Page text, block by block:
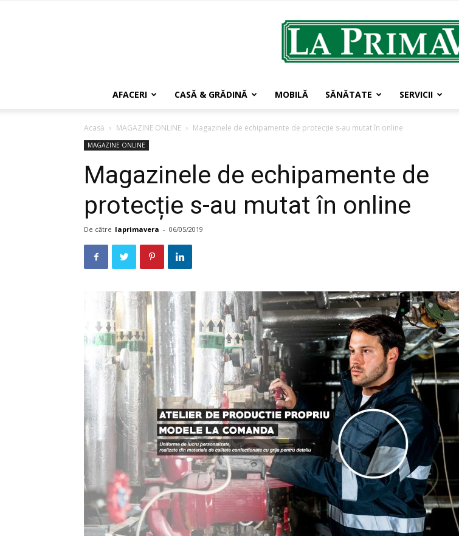
AFACERI CASĂ & GRĂDINĂ MOBILĂ SĂNĂTATE SERVICII
Acasă MAGAZINE ONLINE Magazinele de echipamente de protecție s-au mutat în online
MAGAZINE ONLINE
Magazinele de echipamente de
protecție s-au mutat în online
De către laprimavera - 06/05/2019